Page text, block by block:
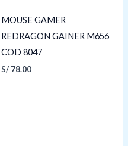
MOUSE GAMER
REDRAGON GAINER M656
COD 8047
S/ 78.00